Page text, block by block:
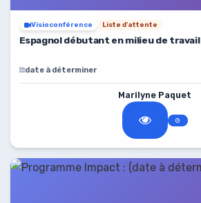
Visioconférence Liste d'attente
Espagnol débutant en milieu de travail
date à déterminer
Marilyne Paquet